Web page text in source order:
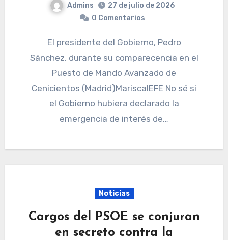
Admins
27 de julio de 2026
0 Comentarios
El presidente del Gobierno, Pedro
Sánchez, durante su comparecencia en el
Puesto de Mando Avanzado de
Cenicientos (Madrid)MariscalEFE No sé si
el Gobierno hubiera declarado la
emergencia de interés de…
Noticias
Cargos del PSOE se conjuran
en secreto contra la